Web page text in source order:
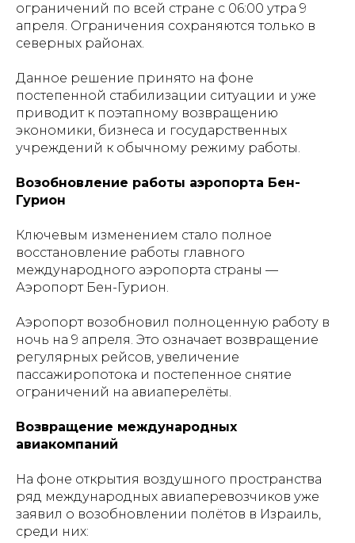
ограничений по всей стране с 06:00 утра 9
апреля. Ограничения сохраняются только в
северных районах.
Данное решение принято на фоне
постепенной стабилизации ситуации и уже
приводит к поэтапному возвращению
экономики, бизнеса и государственных
учреждений к обычному режиму работы.
Возобновление работы аэропорта Бен-
Гурион
Ключевым изменением стало полное
восстановление работы главного
международного аэропорта страны —
Аэропорт Бен-Гурион.
Аэропорт возобновил полноценную работу в
ночь на 9 апреля. Это означает возвращение
регулярных рейсов, увеличение
пассажиропотока и постепенное снятие
ограничений на авиаперелёты.
Возвращение международных
авиакомпаний
На фоне открытия воздушного пространства
ряд международных авиаперевозчиков уже
заявил о возобновлении полётов в Израиль,
среди них: